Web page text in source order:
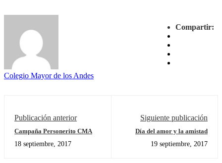
Compartir:
Colegio Mayor de los Andes
Publicación anterior
Campaña Personerito CMA
18 septiembre, 2017
Siguiente publicación
Día del amor y la amistad
19 septiembre, 2017